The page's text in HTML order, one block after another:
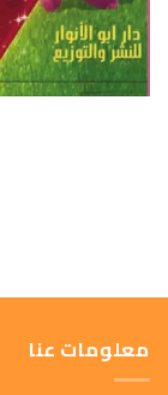
معلومات عنا